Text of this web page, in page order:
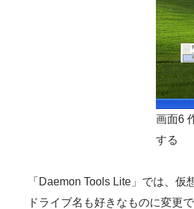
画面6
する
「Daemon Tools Lite」では、仮
ドライブ名も好きなものに変更